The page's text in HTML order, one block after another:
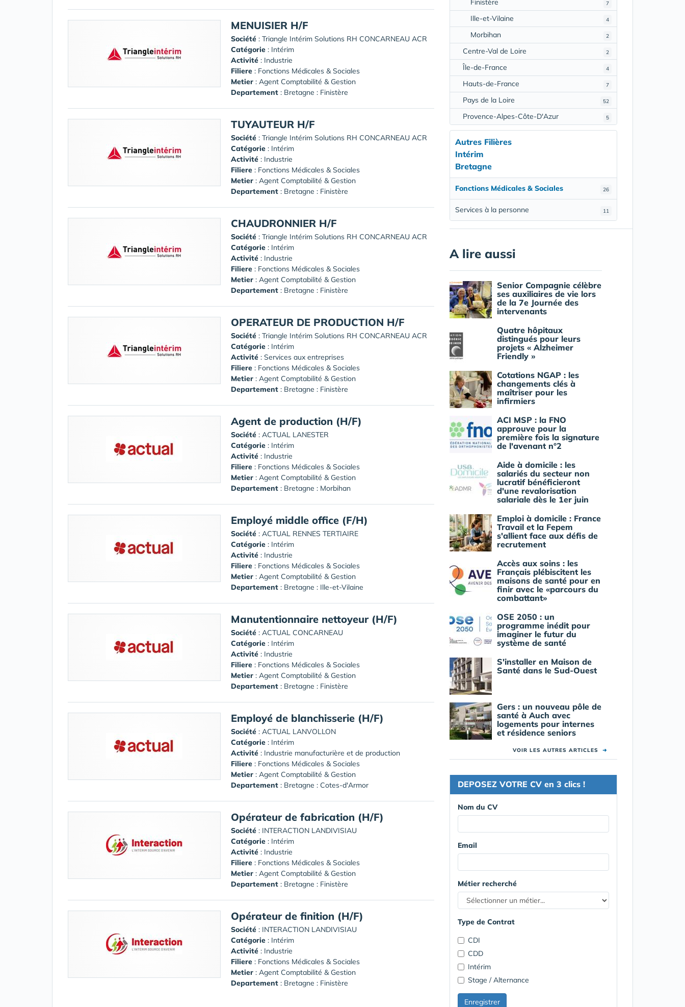
MENUISIER H/F
Société : Triangle Intérim Solutions RH CONCARNEAU ACR
Catégorie : Intérim
Activité : Industrie
Filiere : Fonctions Médicales & Sociales
Metier : Agent Comptabilité & Gestion
Departement : Bretagne : Finistère
TUYAUTEUR H/F
Société : Triangle Intérim Solutions RH CONCARNEAU ACR
Catégorie : Intérim
Activité : Industrie
Filiere : Fonctions Médicales & Sociales
Metier : Agent Comptabilité & Gestion
Departement : Bretagne : Finistère
CHAUDRONNIER H/F
Société : Triangle Intérim Solutions RH CONCARNEAU ACR
Catégorie : Intérim
Activité : Industrie
Filiere : Fonctions Médicales & Sociales
Metier : Agent Comptabilité & Gestion
Departement : Bretagne : Finistère
OPERATEUR DE PRODUCTION H/F
Société : Triangle Intérim Solutions RH CONCARNEAU ACR
Catégorie : Intérim
Activité : Services aux entreprises
Filiere : Fonctions Médicales & Sociales
Metier : Agent Comptabilité & Gestion
Departement : Bretagne : Finistère
Agent de production (H/F)
Société : ACTUAL LANESTER
Catégorie : Intérim
Activité : Industrie
Filiere : Fonctions Médicales & Sociales
Metier : Agent Comptabilité & Gestion
Departement : Bretagne : Morbihan
Employé middle office (F/H)
Société : ACTUAL RENNES TERTIAIRE
Catégorie : Intérim
Activité : Industrie
Filiere : Fonctions Médicales & Sociales
Metier : Agent Comptabilité & Gestion
Departement : Bretagne : Ille-et-Vilaine
Manutentionnaire nettoyeur (H/F)
Société : ACTUAL CONCARNEAU
Catégorie : Intérim
Activité : Industrie
Filiere : Fonctions Médicales & Sociales
Metier : Agent Comptabilité & Gestion
Departement : Bretagne : Finistère
Employé de blanchisserie (H/F)
Société : ACTUAL LANVOLLON
Catégorie : Intérim
Activité : Industrie manufacturière et de production
Filiere : Fonctions Médicales & Sociales
Metier : Agent Comptabilité & Gestion
Departement : Bretagne : Cotes-d'Armor
Opérateur de fabrication (H/F)
Société : INTERACTION LANDIVISIAU
Catégorie : Intérim
Activité : Industrie
Filiere : Fonctions Médicales & Sociales
Metier : Agent Comptabilité & Gestion
Departement : Bretagne : Finistère
Opérateur de finition (H/F)
Société : INTERACTION LANDIVISIAU
Catégorie : Intérim
Activité : Industrie
Filiere : Fonctions Médicales & Sociales
Metier : Agent Comptabilité & Gestion
Departement : Bretagne : Finistère
7
Finistère
4
Ille-et-Vilaine
2
Morbihan
2
Centre-Val de Loire
4
Île-de-France
7
Hauts-de-France
52
Pays de la Loire
5
Provence-Alpes-Côte-D'Azur
Autres Filières
Intérim
Bretagne
26
Fonctions Médicales & Sociales
11
Services à la personne
A lire aussi
Senior Compagnie célèbre
ses auxiliaires de vie lors
de la 7e Journée des
intervenants
Quatre hôpitaux
distingués pour leurs
projets « Alzheimer
Friendly »
Cotations NGAP : les
changements clés à
maîtriser pour les
infirmiers
ACI MSP : la FNO
approuve pour la
première fois la signature
de l'avenant n°2
Aide à domicile : les
salariés du secteur non
lucratif bénéficieront
d'une revalorisation
salariale dès le 1er juin
Emploi à domicile : France
Travail et la Fepem
s'allient face aux défis de
recrutement
Accès aux soins : les
Français plébiscitent les
maisons de santé pour en
finir avec le «parcours du
combattant»
OSE 2050 : un
programme inédit pour
imaginer le futur du
système de santé
S'installer en Maison de
Santé dans le Sud-Ouest
Gers : un nouveau pôle de
santé à Auch avec
logements pour internes
et résidence seniors
VOIR LES AUTRES ARTICLES ➜
DEPOSEZ VOTRE CV en 3 clics !
Nom du CV
Email
Métier recherché
Type de Contrat
CDI
CDD
Intérim
Stage / Alternance